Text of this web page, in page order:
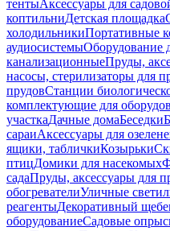
тентыАксессуары для
коптильниДетская площадка
холодильникиПортативные
аудиосистемыОборудование
канализационныеПруды,
насосы, стерилизаторы для
прудовСтанции
комплектующие для
участкаДачные домаБеседки
сараиАксессуары для
ящики, табличкиКозырьки
птицДомики для насекомых
садаПруды, аксессуары для
обогревателиУличные
реагентыДекоративный
оборудованиеСадовые